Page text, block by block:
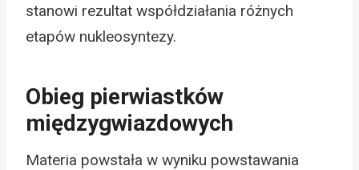
stanowi rezultat współdziałania różnych
etapów nukleosyntezy.
Obieg pierwiastków
międzygwiazdowych
Materia powstała w wyniku powstawania